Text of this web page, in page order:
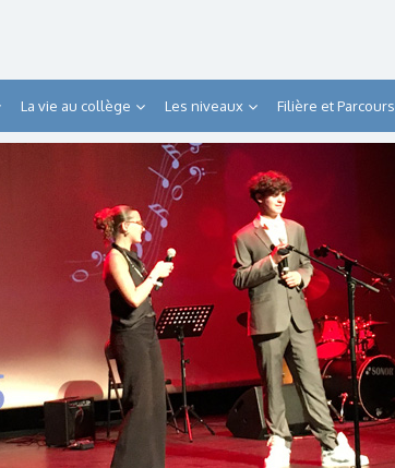
La vie au collège Les niveaux Filière et Parcours